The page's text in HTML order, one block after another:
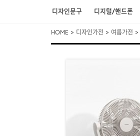
디자인문구 디지털/핸드폰
HOME > 디자인가전 > 여름가전 >